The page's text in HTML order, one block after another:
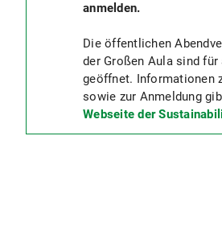
anmelden.
Die öffentlichen
der Großen Aula sind
geöffnet. Informationen
sowie zur Anmeldung
Webseite der